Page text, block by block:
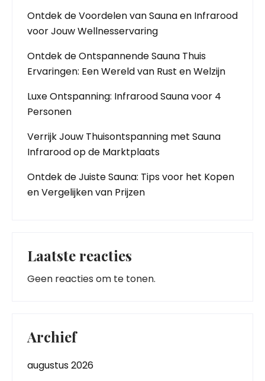
Ontdek de Voordelen van Sauna en Infrarood
voor Jouw Wellnesservaring
Ontdek de Ontspannende Sauna Thuis
Ervaringen: Een Wereld van Rust en Welzijn
Luxe Ontspanning: Infrarood Sauna voor 4
Personen
Verrijk Jouw Thuisontspanning met Sauna
Infrarood op de Marktplaats
Ontdek de Juiste Sauna: Tips voor het Kopen
en Vergelijken van Prijzen
Laatste reacties
Geen reacties om te tonen.
Archief
augustus 2026